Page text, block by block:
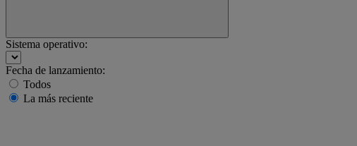
Sistema operativo:
Fecha de lanzamiento:
Todos
La más reciente